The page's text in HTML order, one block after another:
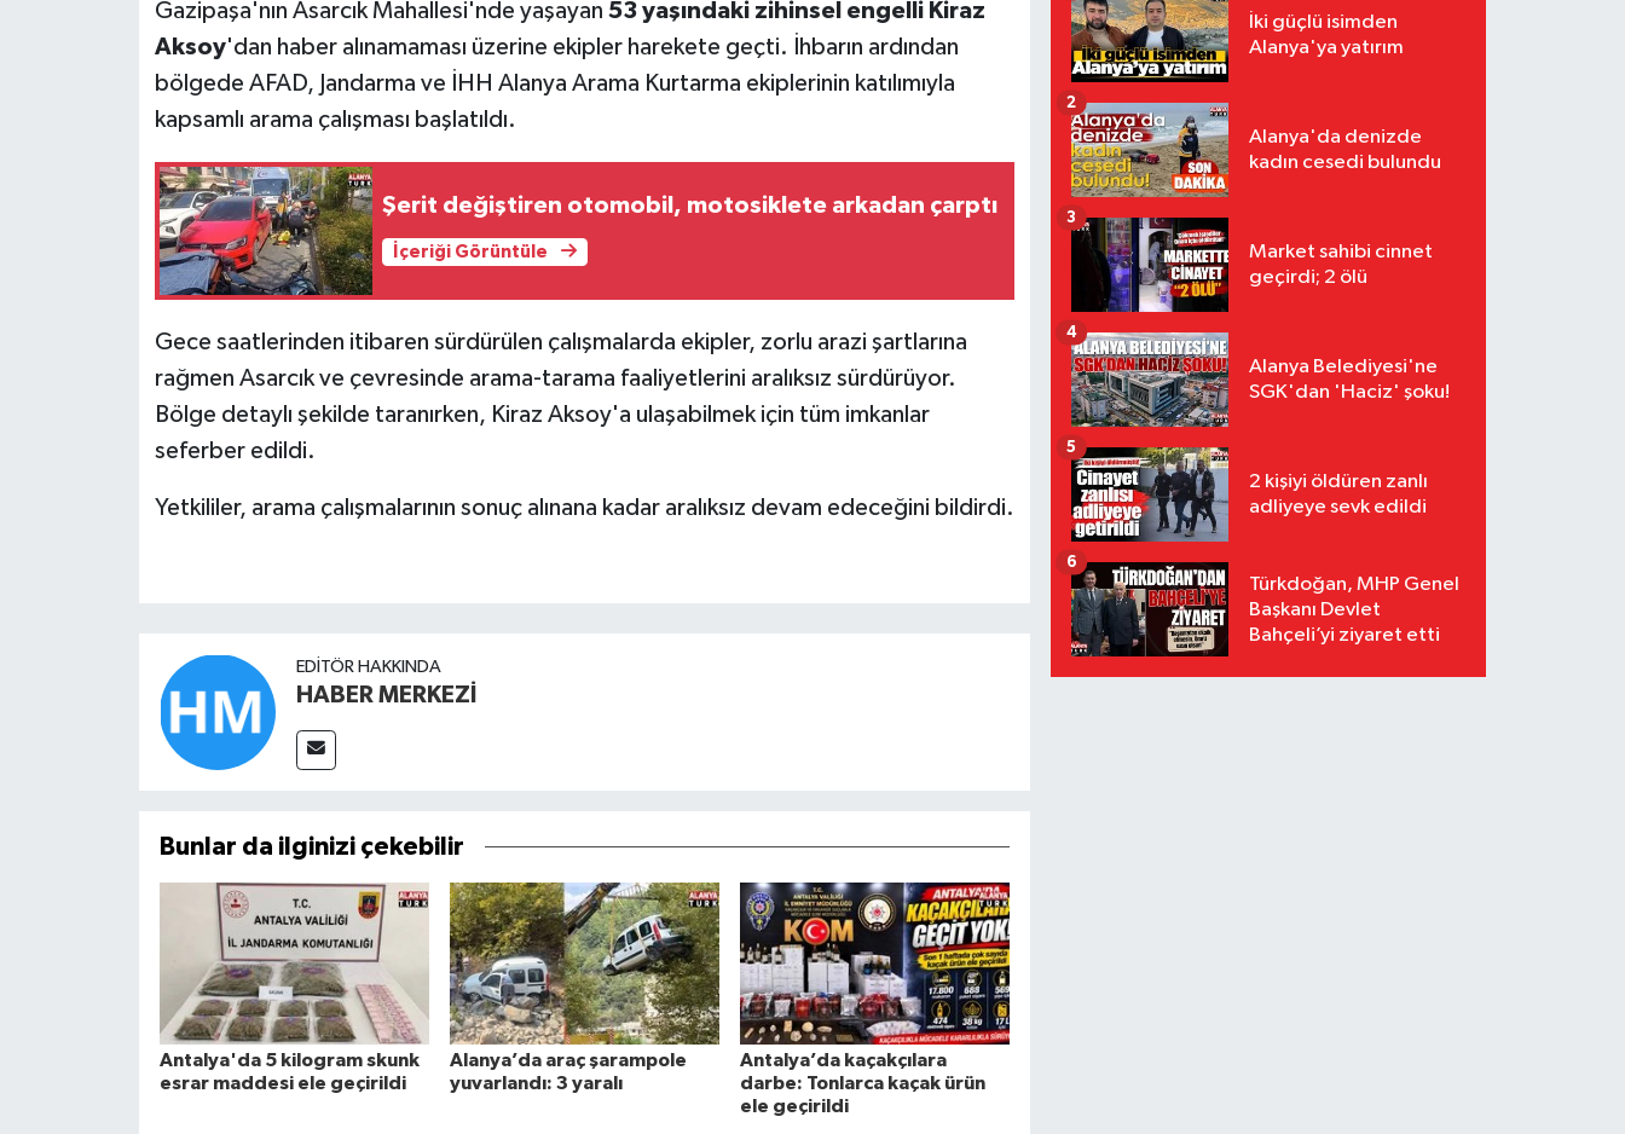
Gazipaşa'nın Asarcık Mahallesi'nde yaşayan 53 yaşındaki zihinsel engelli Kiraz
Aksoy'dan haber alınamaması üzerine ekipler harekete geçti. İhbarın ardından
bölgede AFAD, Jandarma ve İHH Alanya Arama Kurtarma ekiplerinin katılımıyla
kapsamlı arama çalışması başlatıldı.
Şerit değiştiren otomobil, motosiklete arkadan çarptı
İçeriği Görüntüle
Gece saatlerinden itibaren sürdürülen çalışmalarda ekipler, zorlu arazi şartlarına
rağmen Asarcık ve çevresinde arama-tarama faaliyetlerini aralıksız sürdürüyor.
Bölge detaylı şekilde taranırken, Kiraz Aksoy'a ulaşabilmek için tüm imkanlar
seferber edildi.
Yetkililer, arama çalışmalarının sonuç alınana kadar aralıksız devam edeceğini bildirdi.
EDITÖR HAKKINDA
HABER MERKEZİ
Bunlar da ilginizi çekebilir
Antalya'da 5 kilogram skunk
esrar maddesi ele geçirildi
Alanya’da araç şarampole
yuvarlandı: 3 yaralı
Antalya’da kaçakçılara
darbe: Tonlarca kaçak ürün
ele geçirildi
İki güçlü isimden
Alanya'ya yatırım
Alanya'da denizde
kadın cesedi bulundu
2
Market sahibi cinnet
geçirdi; 2 ölü
3
Alanya Belediyesi'ne
SGK'dan 'Haciz' şoku!
4
2 kişiyi öldüren zanlı
adliyeye sevk edildi
5
Türkdoğan, MHP Genel
Başkanı Devlet
Bahçeli’yi ziyaret etti
6